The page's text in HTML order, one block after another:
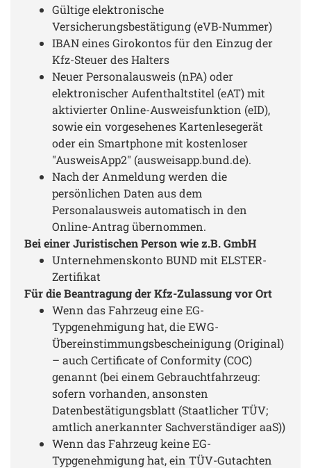
Gültige elektronische
Versicherungsbestätigung (eVB-Nummer)
IBAN eines Girokontos für den Einzug der
Kfz-Steuer des Halters
Neuer Personalausweis (nPA) oder
elektronischer Aufenthaltstitel (eAT) mit
aktivierter Online-Ausweisfunktion (eID),
sowie ein vorgesehenes Kartenlesegerät
oder ein Smartphone mit kostenloser
"AusweisApp2" (ausweisapp.bund.de).
Nach der Anmeldung werden die
persönlichen Daten aus dem
Personalausweis automatisch in den
Online-Antrag übernommen.
Bei einer Juristischen Person wie z.B. GmbH
Unternehmenskonto BUND mit ELSTER-
Zertifikat
Für die Beantragung der Kfz-Zulassung vor Ort
Wenn das Fahrzeug eine EG-
Typgenehmigung hat, die EWG-
Übereinstimmungsbescheinigung (Original)
– auch Certificate of Conformity (COC)
genannt (bei einem Gebrauchtfahrzeug:
sofern vorhanden, ansonsten
Datenbestätigungsblatt (Staatlicher TÜV;
amtlich anerkannter Sachverständiger aaS))
Wenn das Fahrzeug keine EG-
Typgenehmigung hat, ein TÜV-Gutachten